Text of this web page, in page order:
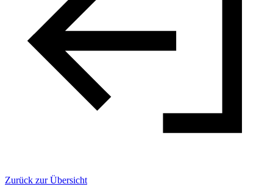
Zurück zur Übersicht